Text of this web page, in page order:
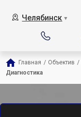
Челябинск ▼
Главная / Объектив /
Диагностика